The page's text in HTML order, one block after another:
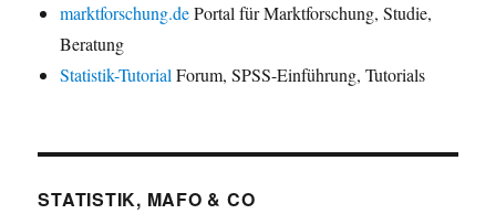
marktforschung.dePortal für Marktforschung, Studie,
Beratung
Statistik-Tutorial Forum, SPSS-Einführung, Tutorials
STATISTIK, MAFO & CO